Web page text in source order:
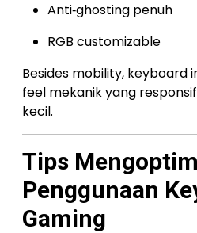
Anti‑ghosting penuh
RGB customizable
Besides mobility,
feel mekanik yang
kecil.
Tips
Penggunaan
Gaming